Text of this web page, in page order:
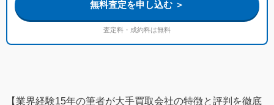
無料査定を申し込む ＞
査定料・成約料は無料
【業界経験15年の筆者が大手買取会社の特徴と評判を徹底